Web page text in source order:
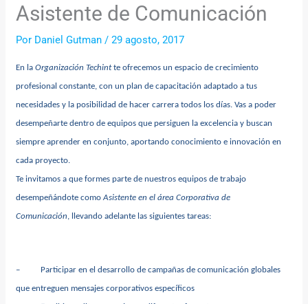
Asistente de Comunicación
Por Daniel Gutman/29 agosto, 2017
En laOrganización Techintte ofrecemos un espacio de crecimiento
profesional constante, con un plan de capacitación adaptado a tus
necesidades y la posibilidad de hacer carrera todos los días. Vas a poder
desempeñarte dentro de equipos que persiguen la excelencia y buscan
siempre aprender en conjunto, aportando conocimiento e innovación en
cada proyecto.
Te invitamos a que formes parte de nuestros equipos de trabajo
desempeñándote comoAsistente en el área Corporativa de
Comunicación, llevando adelante las siguientes tareas:
– Participar en el desarrollo de campañas de comunicación globales
que entreguen mensajes corporativos específicos